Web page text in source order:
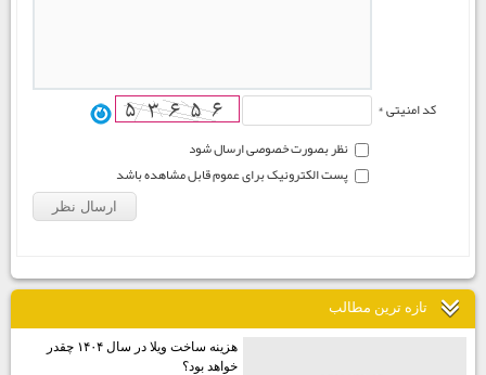
کد امنیتی *
نظر بصورت خصوصی ارسال شود
پست الکترونیک برای عموم قابل مشاهده باشد
تازه ترين مطالب
هزينه ساخت ويلا در سال ۱۴۰۴ چقدر
خواهد بود؟